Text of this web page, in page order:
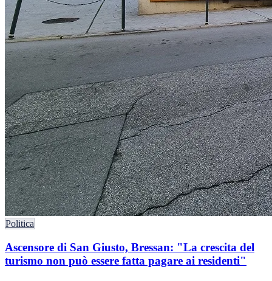
Politica
Ascensore di San Giusto, Bressan: "La crescita del
turismo non può essere fatta pagare ai residenti"